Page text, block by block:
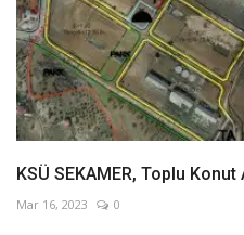
KSÜ SEKAMER, Toplu
Mar 16, 2023 0